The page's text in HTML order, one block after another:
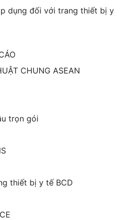
dụng đối với trang thiết bị y
CHUNG ASEAN
trọn gói
thiết bị y tế BCD